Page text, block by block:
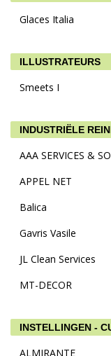
Glaces Italia
ILLUSTRATEURS
Smeets I
INDUSTRIËLE
AAA SERVICES &
APPEL NET
Balica
Gavris Vasile
JL Clean Services
MT-DECOR
INSTELLINGEN -
ALMIRANTE